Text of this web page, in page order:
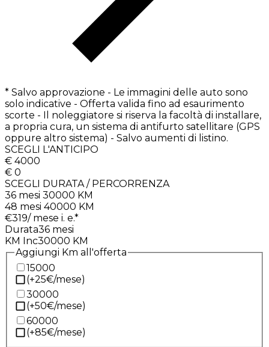
* Salvo approvazione - Le immagini delle auto sono
solo indicative - Offerta valida fino ad esaurimento
scorte - Il noleggiatore si riserva la facoltà di installare,
a propria cura, un sistema di antifurto satellitare (GPS
oppure altro sistema) - Salvo aumenti di listino.
SCEGLI L'ANTICIPO
€ 4000
€ 0
SCEGLI DURATA / PERCORRENZA
36 mesi 30000 KM
48 mesi 40000 KM
€319/ mese i. e.*
Durata36 mesi
KM Inc30000 KM
Aggiungi Km all'offerta
15000
(+25€/mese)
30000
(+50€/mese)
60000
(+85€/mese)